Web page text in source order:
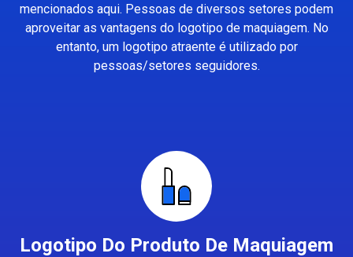
mencionados aqui. Pessoas de diversos setores podem
aproveitar as vantagens do logotipo de maquiagem. No
entanto, um logotipo atraente é utilizado por
pessoas/setores seguidores.
Logotipo Do Produto De Maquiagem